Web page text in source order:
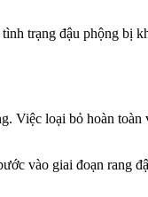
trạng đậu phộng
Việc loại bỏ hoàn
vào giai đoạn rang